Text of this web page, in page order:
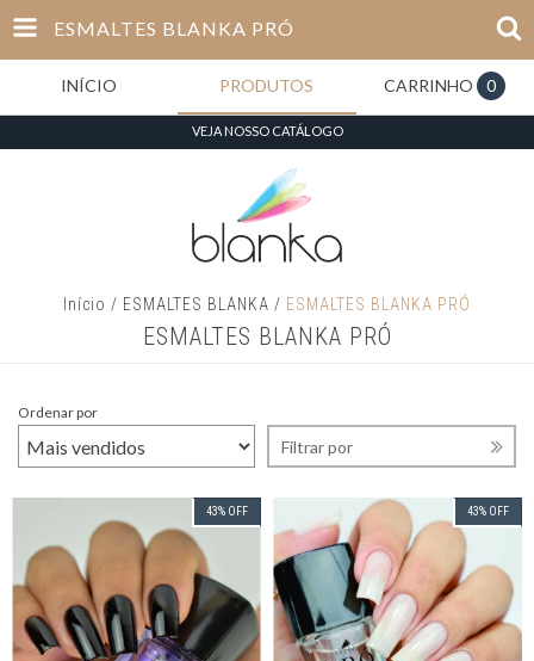
ESMALTES BLANKA PRÓ
INÍCIO PRODUTOS CARRINHO 0
VEJA NOSSO CATÁLOGO
Início / ESMALTES BLANKA / ESMALTES BLANKA PRÓ
ESMALTES BLANKA PRÓ
Ordenar por
Filtrar por
43% OFF 43% OFF